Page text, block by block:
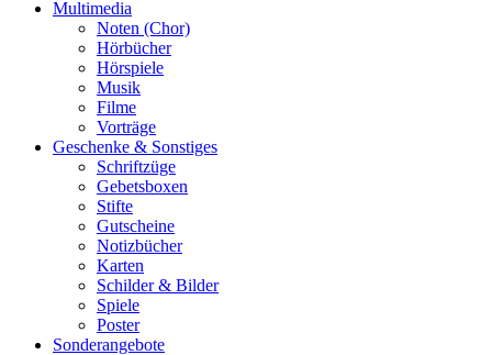
Multimedia
Noten (Chor)
Hörbücher
Hörspiele
Musik
Filme
Vorträge
Geschenke & Sonstiges
Schriftzüge
Gebetsboxen
Stifte
Gutscheine
Notizbücher
Karten
Schilder & Bilder
Spiele
Poster
Sonderangebote